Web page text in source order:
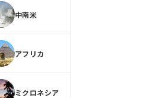
中南米
アフリカ
ミクロネシア